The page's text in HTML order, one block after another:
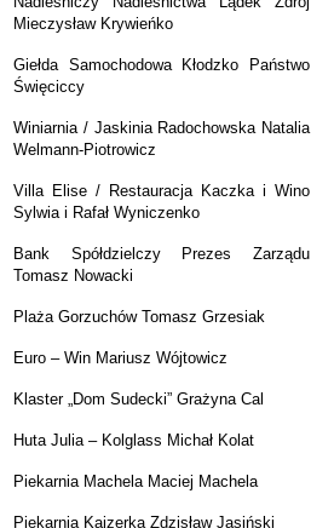
Mieczysław Krywieńko
Giełda Samochodowa Kłodzko Państwo
Święciccy
Winiarnia / Jaskinia Radochowska Natalia
Welmann-Piotrowicz
Villa Elise / Restauracja Kaczka i Wino
Sylwia i Rafał Wyniczenko
Bank Spółdzielczy Prezes Zarządu
Tomasz Nowacki
Plaża Gorzuchów Tomasz Grzesiak
Euro – Win Mariusz Wójtowicz
Klaster „Dom Sudecki” Grażyna Cal
Huta Julia – Kolglass Michał Kolat
Piekarnia Machela Maciej Machela
Piekarnia Kajzerka Zdzisław Jasiński